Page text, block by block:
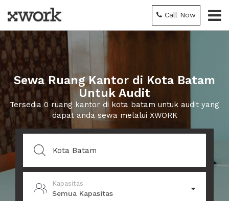
Call Now
Sewa Ruang Kantor di Kota Batam
Untuk Audit
Tersedia 0 ruang kantor di kota batam untuk audit yang
dapat anda sewa melalui XWORK
Kapasitas
Semua Kapasitas